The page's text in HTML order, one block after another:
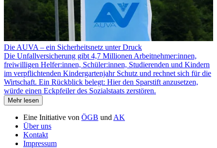
Die AUVA – ein Sicherheitsnetz unter Druck
Die Unfallversicherung gibt 4,7 Millionen Arbeitnehmer:innen,
freiwilligen Helfer:innen, Schüler:innen, Studierenden und Kindern
im verpflichtenden Kindergartenjahr Schutz und rechnet sich für die
Wirtschaft. Ein Rückblick belegt: Hier den Sparstift anzusetzen,
würde einen Eckpfeiler des Sozialstaats zerstören.
Mehr lesen
Eine Initiative von ÖGB und AK
Über uns
Kontakt
Impressum